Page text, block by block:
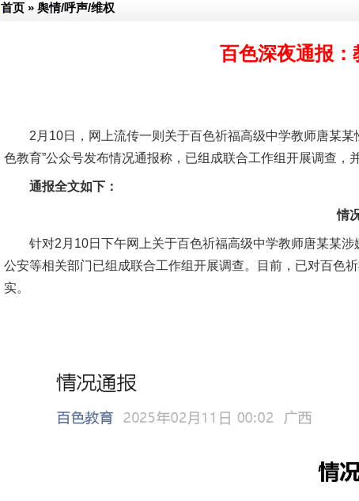
首页 » 舆情/呼声/维权
百色深夜通报
2月10日，网上流传一则关于百色祈福高级中学教师唐某某
色教育”公众号发布情况通报称，已组成联合工作组开展调查，
通报全文如下：
情
针对2月10日下午网上关于百色祈福高级中学教师唐某某涉
公安等相关部门已组成联合工作组开展调查。目前，已对百色
实。